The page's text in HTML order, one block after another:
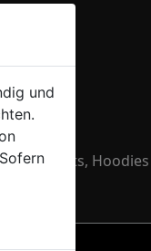
Shirts,
und